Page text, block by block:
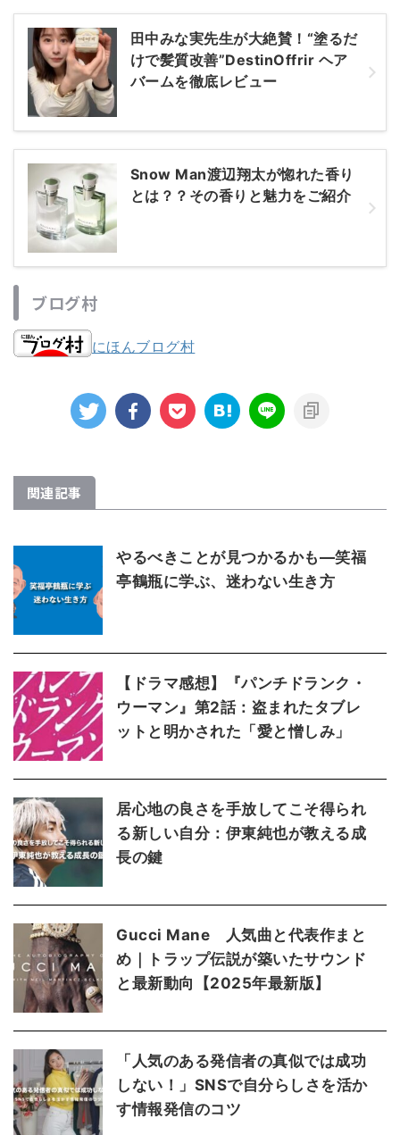
田中みな実先生が大絶賛！“塗るだ
けで髪質改善”DestinOffrir ヘア
バームを徹底レビュー
Snow Man渡辺翔太が惚れた香り
とは？？その香りと魅力をご紹介
ブログ村
にほんブログ村
関連記事
やるべきことが見つかるかも—笑福
亭鶴瓶に学ぶ、迷わない生き方
【ドラマ感想】『パンチドランク・
ウーマン』第2話：盗まれたタブレ
ットと明かされた「愛と憎しみ」
居心地の良さを手放してこそ得られ
る新しい自分：伊東純也が教える成
長の鍵
Gucci Mane 人気曲と代表作まと
め｜トラップ伝説が築いたサウンド
と最新動向【2025年最新版】
「人気のある発信者の真似では成功
しない！」SNSで自分らしさを活か
す情報発信のコツ